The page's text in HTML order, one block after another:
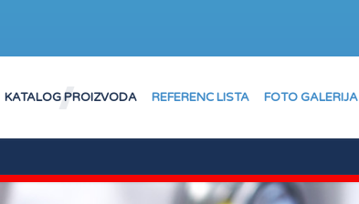
KATALOG PROIZVODA REFERENC LISTA FOTO GALERIJA